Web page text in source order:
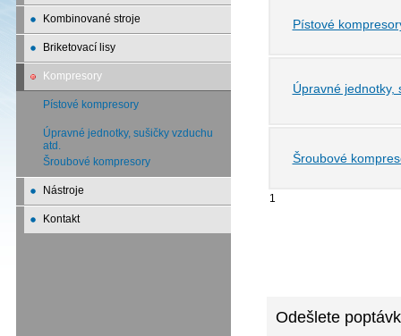
Kombinované stroje
Briketovací lisy
Kompresory
Pístové kompresory
Úpravné jednotky, sušičky vzduchu
atd.
Šroubové kompresory
Nástroje
Kontakt
Pístové
Úpravné jednotky,
Šroubové
1
Odešlete